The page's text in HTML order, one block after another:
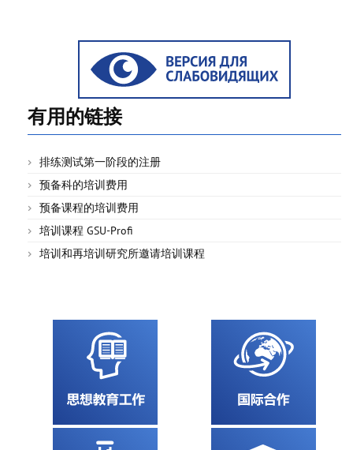
有用的链接
排练测试第一阶段的注册
预备科的培训费用
预备课程的培训费用
培训课程 GSU-Profi
培训和再培训研究所邀请培训课程